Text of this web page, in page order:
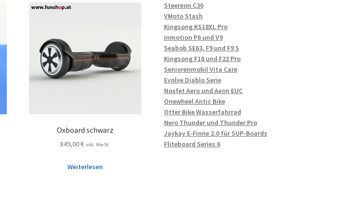
Oxboard schwarz
849,00€ inkl. MwSt.
Weiterlesen
Steereon C30
VMoto Stash
Kingsong KS18XL Pro
Inmotion P6 und V9
Seabob SE63, F9 und F9 S
Kingsong F18 und F22 Pro
Seniorenmobil Vita Care
Evolve Diablo Serie
Nosfet Aero und Aeon EUC
Onewheel Antic Bike
Otter Bike Wasserfahrrad
Nero Thunder und Thunder Pro
Jaykay E-Finne 2.0 für SUP-Boards
Fliteboard Series 6